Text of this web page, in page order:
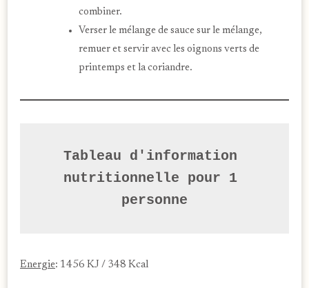
combiner.
Verser le mélange de sauce sur le mélange,
remuer et servir avec les oignons verts de
printemps et la coriandre.
Tableau d'information
nutritionnelle pour 1
personne
Energie: 1456 KJ / 348 Kcal